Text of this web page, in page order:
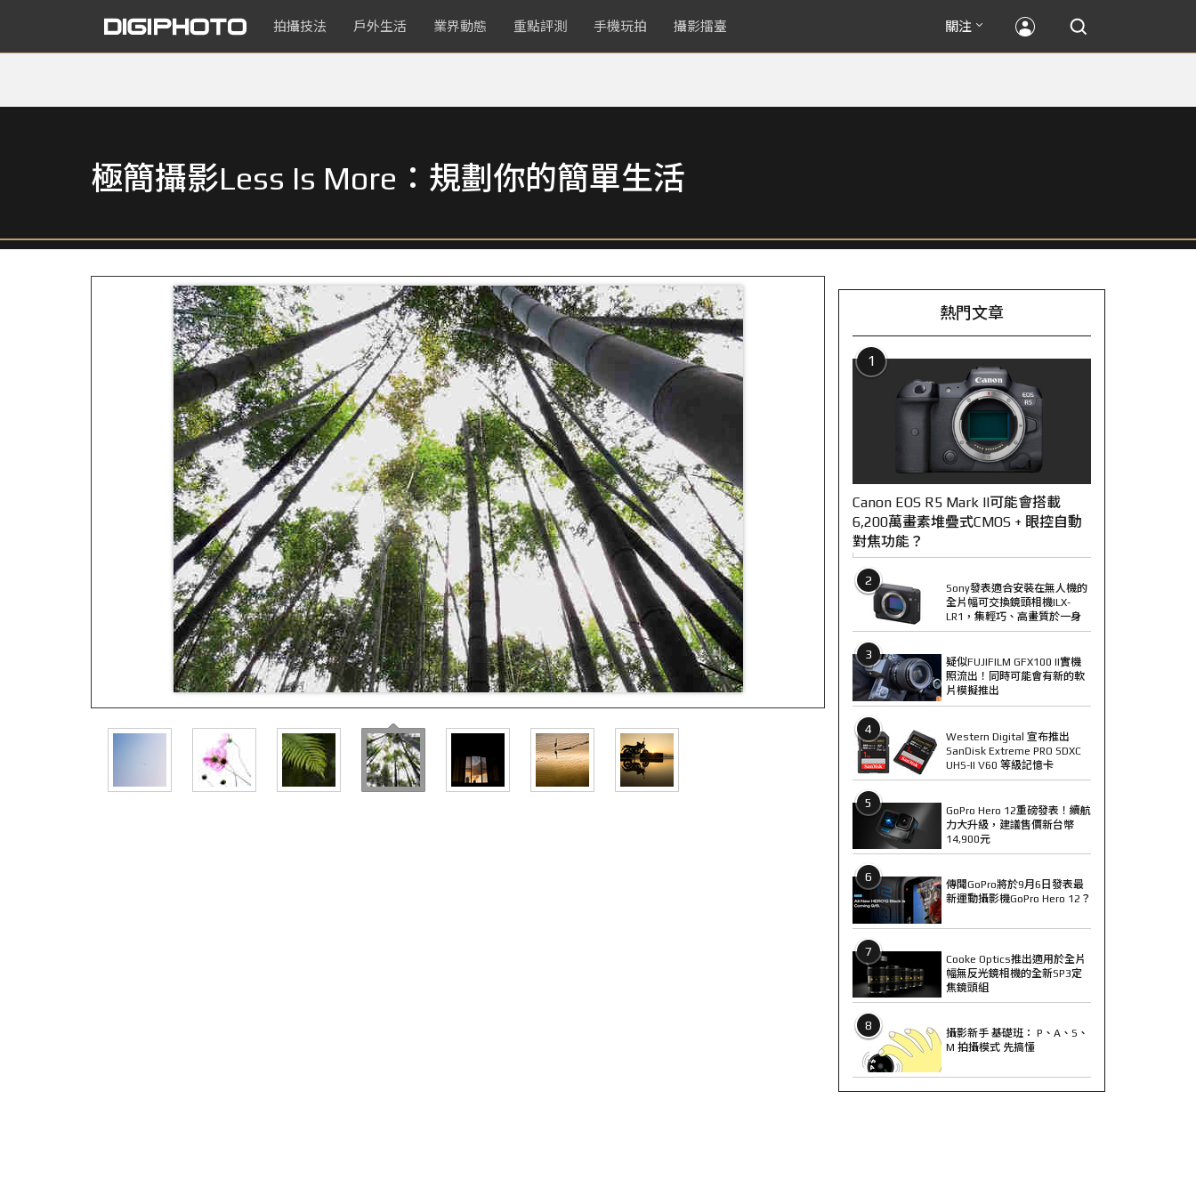
拍攝技法 戶外生活 業界動態 重點評測 手機玩拍 攝影擂臺 關注
極簡攝影Less Is More：規劃你的簡單生活
熱門文章
1
Canon EOS R5 Mark II可能會搭載
6,200萬畫素堆疊式CMOS + 眼控自動
對焦功能？
2
Sony發表適合安裝在無人機的
全片幅可交換鏡頭相機ILX-
LR1，集輕巧、高畫質於一身
3
疑似FUJIFILM GFX100 II實機
照流出！同時可能會有新的軟
片模擬推出
4
Western Digital 宣布推出
SanDisk Extreme PRO SDXC
UHS-II V60 等級記憶卡
5
GoPro Hero 12重磅發表！續航
力大升級，建議售價新台幣
14,900元
6
傳聞GoPro將於9月6日發表最
新運動攝影機GoPro Hero 12？
7
Cooke Optics推出適用於全片
幅無反光鏡相機的全新SP3定
焦鏡頭組
8
攝影新手 基礎班： P、A、S、
M 拍攝模式 先搞懂